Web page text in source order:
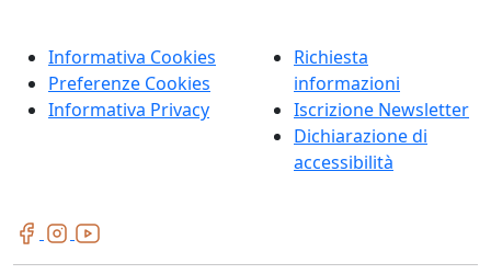
Informativa Cookies
Preferenze Cookies
Informativa Privacy
Richiesta
informazioni
Iscrizione Newsletter
Dichiarazione di
accessibilità